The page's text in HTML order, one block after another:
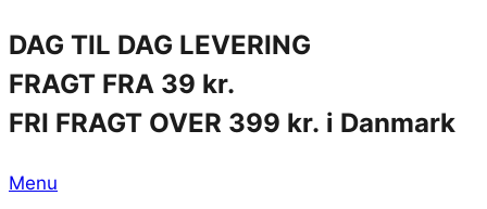
Skip
to
content
DAG TIL DAG LEVERING
FRAGT FRA 39 kr.
FRI FRAGT OVER 399 kr. i Danmark
Menu